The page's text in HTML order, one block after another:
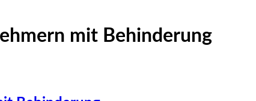
mit Behinderung